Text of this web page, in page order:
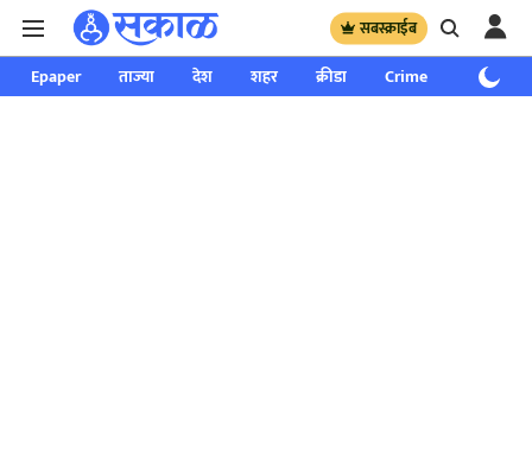
सबस्क्राईब
Epaper ताज्या देश शहर क्रीडा Crime साप्ताहिक